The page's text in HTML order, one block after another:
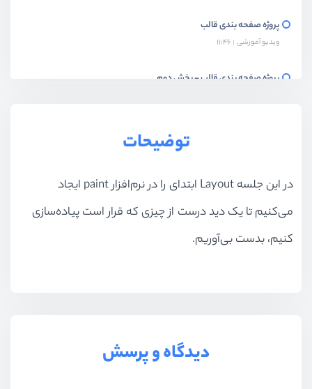
پروژه صفحه بندی قالب
ویدیو آموزشی 11:46
پروژه صفحه بندی قالب - بخش دوم
پروژه صفحه بندی قالب - بخش سوم
پروژه صفحه بندی قالب - بخش چهارم
آشنایی با css grid
توضیحات
در این جلسه Layout ابتدای را در نرم‌افزار paint ایجاد
می‌کنیم تا یک دید درست از چیزی که قرار است پیاده‌سازی
کنیم، بدست بی‌آوریم.
دیدگاه و پرسش